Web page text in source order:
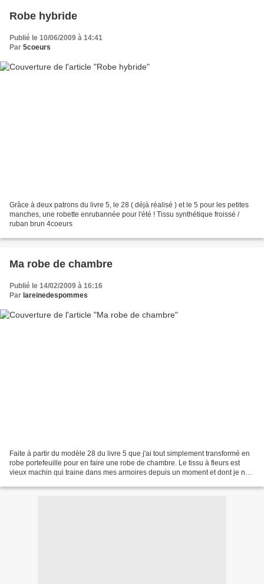
Robe hybride
Publié le 10/06/2009 à 14:41
Par 5coeurs
Grâce à deux patrons du livre 5, le 28 ( déjà réalisé ) et le 5 pour les petites
manches, une robette enrubannée pour l'été ! Tissu synthétique froissé /
ruban brun 4coeurs
Ma robe de chambre
Publié le 14/02/2009 à 16:16
Par lareinedespommes
Faite à partir du modèle 28 du livre 5 que j'ai tout simplement transformé en
robe portefeuille pour en faire une robe de chambre. Le tissu à fleurs est
vieux machin qui traine dans mes armoires depuis un moment et dont je ne